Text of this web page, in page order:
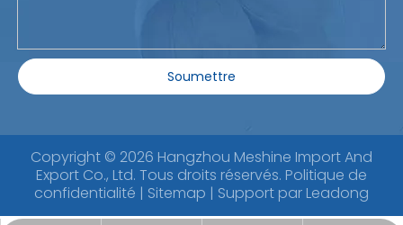
Soumettre
Copyright © 2026 Hangzhou Meshine Import And
Export Co., Ltd. Tous droits réservés. Politique de
confidentialité | Sitemap | Support par Leadong